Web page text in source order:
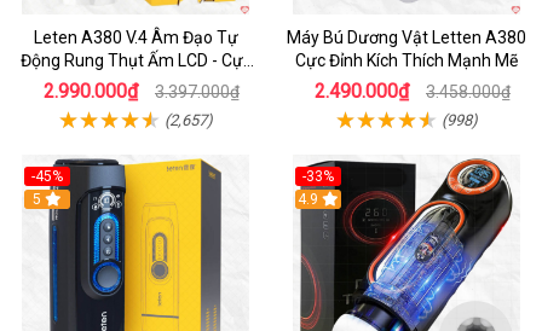
Leten A380 V.4 Âm Đạo Tự
Động Rung Thụt Ấm LCD - Cực
Phê
2.990.000₫ 3.397.000₫
(2,657)
Máy Bú Dương Vật Letten A380
Cực Đỉnh Kích Thích Mạnh Mẽ
2.490.000₫ 3.458.000₫
(998)
-45%
Hot
5
-33%
Hot
4.9